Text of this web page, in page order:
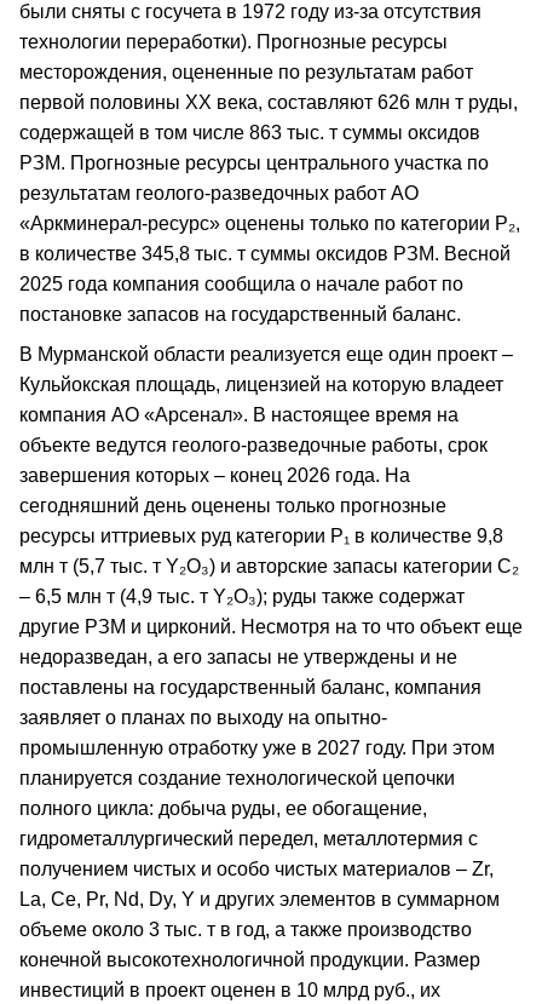
были сняты с госучета в 1972 году из-за отсутствия
технологии переработки). Прогнозные ресурсы
месторождения, оцененные по результатам работ
первой половины ХХ века, составляют 626 млн т руды,
содержащей в том числе 863 тыс. т суммы оксидов
РЗМ. Прогнозные ресурсы центрального участка по
результатам геолого-разведочных работ АО
«Аркминерал-ресурс» оценены только по категории Р₂,
в количестве 345,8 тыс. т суммы оксидов РЗМ. Весной
2025 года компания сообщила о начале работ по
постановке запасов на государственный баланс.
В Мурманской области реализуется еще один проект –
Кульйокская площадь, лицензией на которую владеет
компания АО «Арсенал». В настоящее время на
объекте ведутся геолого-разведочные работы, срок
завершения которых – конец 2026 года. На
сегодняшний день оценены только прогнозные
ресурсы иттриевых руд категории Р₁ в количестве 9,8
млн т (5,7 тыс. т Y₂O₃) и авторские запасы категории С₂
– 6,5 млн т (4,9 тыс. т Y₂O₃); руды также содержат
другие РЗМ и цирконий. Несмотря на то что объект еще
недоразведан, а его запасы не утверждены и не
поставлены на государственный баланс, компания
заявляет о планах по выходу на опытно-
промышленную отработку уже в 2027 году. При этом
планируется создание технологической цепочки
полного цикла: добыча руды, ее обогащение,
гидрометаллургический передел, металлотермия с
получением чистых и особо чистых материалов – Zr,
La, Ce, Pr, Nd, Dy, Y и других элементов в суммарном
объеме около 3 тыс. т в год, а также производство
конечной высокотехнологичной продукции. Размер
инвестиций в проект оценен в 10 млрд руб., их